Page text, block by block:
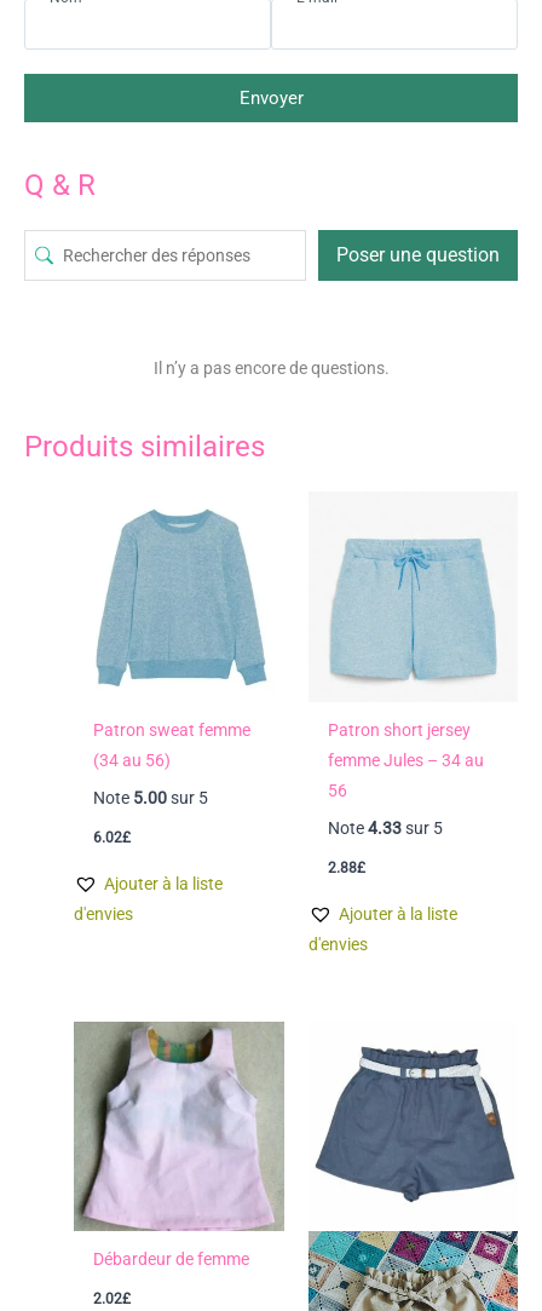
Envoyer
Q & R
Poser une question
Il n’y a pas encore de questions.
Produits similaires
Patron sweat femme
(34 au 56)
Note 5.00sur 5
6.02£
Ajouter à la liste
d'envies
Patron short jersey
femme Jules – 34 au
56
Note4.33sur 5
2.88£
Ajouter à la liste
d'envies
Débardeur de femme
2.02£